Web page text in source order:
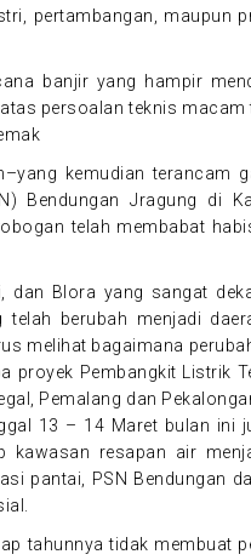
pertambangan, maupun
banjir yang hampir
persoalan teknis macam
kemudian terancam
Bendungan Jragung di
telah membabat
dan Blora yang sangat
telah berubah menjadi
melihat bagaimana
Pembangkit Listrik
Pemalang dan
13 – 14 Maret bulan ini
kawasan resapan air
pantai, PSN Bendungan
tahunnya tidak membuat